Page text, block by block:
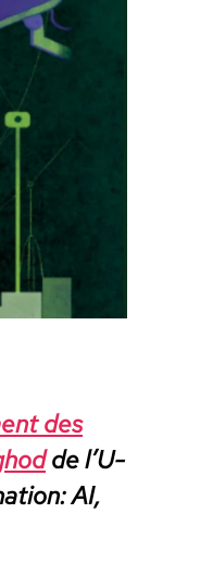
des
de l’U­
AI,